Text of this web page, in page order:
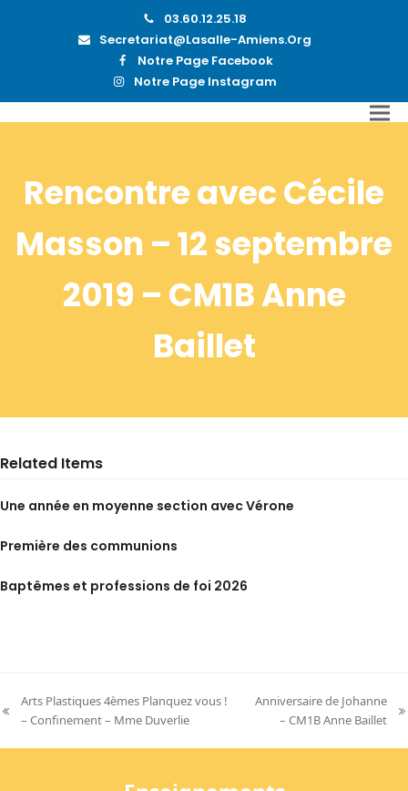
03.60.12.25.18
Secretariat@lasalle-Amiens.org
Notre Page Facebook
Notre Page Instagram
Rencontre avec Cécile
Masson – 12 septembre
2019 – CM1B Anne
Baillet
Related Items
Une année en moyenne section avec Vérone
Première des communions
Baptêmes et professions de foi 2026
previous
Arts Plastiques 4èmes Planquez vous !
– Confinement – Mme Duverlie
Anniversaire de Johanne
– CM1B Anne Baillet